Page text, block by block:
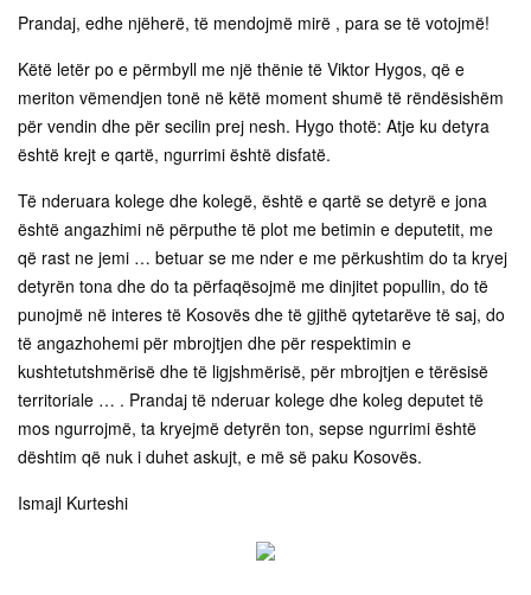
Prandaj, edhe njëherë, të mendojmë mirë , para se të votojmë!
Këtë letër po e përmbyll me një thënie të Viktor Hygos, që e
meriton vëmendjen tonë në këtë moment shumë të rëndësishëm
për vendin dhe për secilin prej nesh. Hygo thotë: Atje ku detyra
është krejt e qartë, ngurrimi është disfatë.
Të nderuara kolege dhe kolegë, është e qartë se detyrë e jona
është angazhimi në përputhe të plot me betimin e deputetit, me
që rast ne jemi … betuar se me nder e me përkushtim do ta kryej
detyrën tona dhe do ta përfaqësojmë me dinjitet popullin, do të
punojmë në interes të Kosovës dhe të gjithë qytetarëve të saj, do
të angazhohemi për mbrojtjen dhe për respektimin e
kushtetutshmërisë dhe të ligjshmërisë, për mbrojtjen e tërësisë
territoriale … . Prandaj të nderuar kolege dhe koleg deputet të
mos ngurrojmë, ta kryejmë detyrën ton, sepse ngurrimi është
dështim që nuk i duhet askujt, e më së paku Kosovës.
Ismajl Kurteshi